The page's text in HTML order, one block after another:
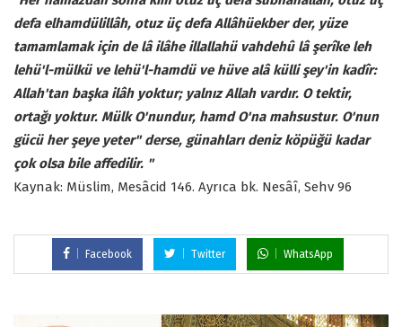
defa elhamdülillâh, otuz üç defa Allâhüekber der, yüze
tamamlamak için de lâ ilâhe illallahü vahdehû lâ şerîke leh
lehü'l-mülkü ve lehü'l-hamdü ve hüve alâ külli şey'in kadîr:
Allah'tan başka ilâh yoktur; yalnız Allah vardır. O tektir,
ortağı yoktur. Mülk O'nundur, hamd O'na mahsustur. O'nun
gücü her şeye yeter" derse, günahları deniz köpüğü kadar
çok olsa bile affedilir. "
Kaynak: Müslim, Mesâcid 146. Ayrıca bk. Nesâî, Sehv 96
Facebook Twitter WhatsApp